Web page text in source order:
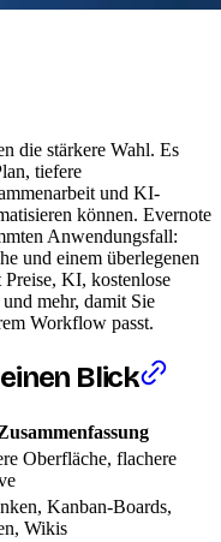
die stärkere Wahl. Es
tiefere
und KI-
können. Evernote
Anwendungsfall:
und einem überlegenen
KI, kostenlose
mehr, damit Sie
Workflow passt.
Blick
Oberfläche, flachere
Kanban-Boards,
Wikis